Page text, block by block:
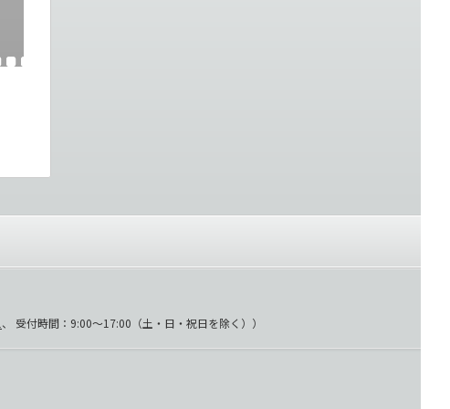
、 受付時間：9:00～17:00（土・日・祝日を除く））